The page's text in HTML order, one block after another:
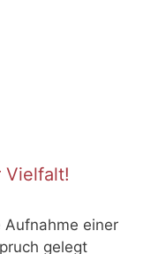
Vielfalt!